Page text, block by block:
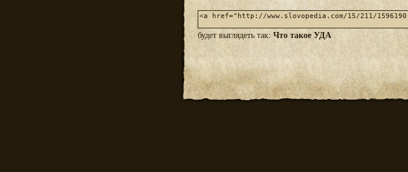
будет выглядеть так: Что такое УДА